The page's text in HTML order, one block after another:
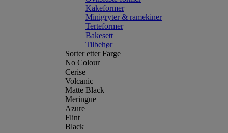
Kakeformer
Minigryter & ramekiner
Terteformer
Bakesett
Tilbehør
Sorter etter Farge
No Colour
Cerise
Volcanic
Matte Black
Meringue
Azure
Flint
Black